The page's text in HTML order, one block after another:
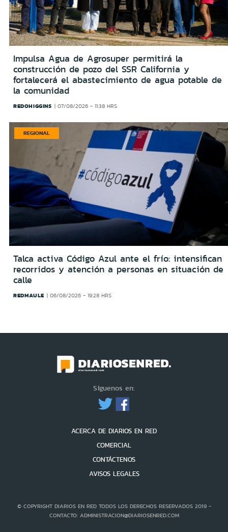
Impulsa Agua de Agrosuper permitirá la
construcción de pozo del SSR California y
fortalecerá el abastecimiento de agua potable de
la comunidad
REDOHIGGINS 07/08/2026 - 11:38 HRS
REGIONAL
Talca activa Código Azul ante el frío: intensifican
recorridos y atención a personas en situación de
calle
REDMAULE 06/08/2026 - 19:28 HRS
Síguenos en:
ACERCA DE DIARIOS EN RED
COMERCIAL
CONTÁCTENOS
AVISOS LEGALES
© COPYRIGHT DIARIOS EN RED TODOS LOS DERECHOS RESERVADOS 2019 -
CONTACTO: ADMINISTRACION@DIARIOSENRED.COM